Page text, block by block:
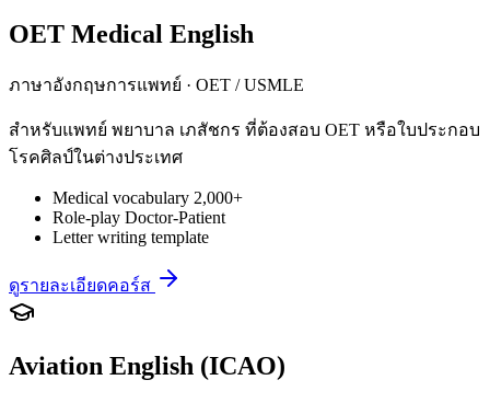
OET Medical English
ภาษาอังกฤษการแพทย์ · OET / USMLE
สำหรับแพทย์ พยาบาล เภสัชกร ที่ต้องสอบ OET หรือใบประกอบ
โรคศิลป์ในต่างประเทศ
Medical vocabulary 2,000+
Role-play Doctor-Patient
Letter writing template
ดูรายละเอียดคอร์ส
Aviation English (ICAO)